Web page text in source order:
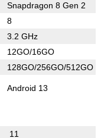
Snapdragon 8 Gen 2
8
3.2 GHz
12GO/16GO
128GO/256GO/512GO
Android 13
11